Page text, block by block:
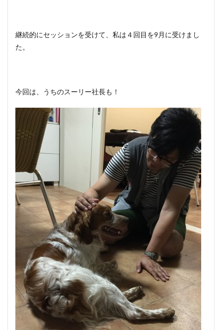
継続的にセッションを受けて、私は４回目を9月に受けまし
た。
今回は、うちのスーリー社長も！